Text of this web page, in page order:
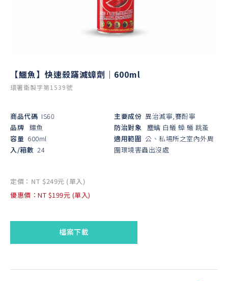
【鱷魚】快速殺蹣滅蟑劑｜600ml
環署衛製字第1539號
商品代碼 IS60
品牌 鱷魚
容量 600ml
入/箱數 24
主要成份 異治滅寧,賽酚寧
防治對象
塵螨 白蟻 蟑 蟻 跳蚤
適用範圍 公、私場所之室內外周
圍環境害蟲出沒處
定價：NT $249元 (單入)
優惠價：NT $199元 (單入)
檔案下載